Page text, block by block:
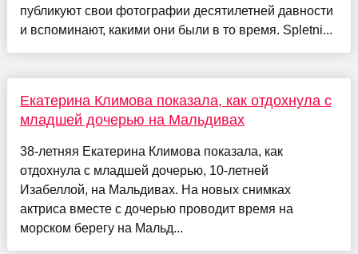
публикуют свои фотографии десятилетней давности
и вспоминают, какими они были в то время. Spletni...
Екатерина Климова показала, как отдохнула с
младшей дочерью на Мальдивах
38-летняя Екатерина Климова показала, как
отдохнула с младшей дочерью, 10-летней
Изабеллой, на Мальдивах. На новых снимках
актриса вместе с дочерью проводит время на
морском берегу на Мальд...